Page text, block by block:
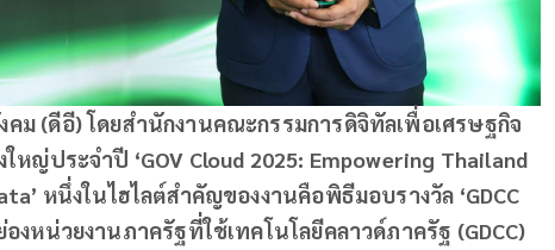
ม (ดีอี) โดยสำนักงานคณะกรรมการดิจิทัลเพื่อเศรษฐกิจ
หญ่ประจำปี ‘GOV Cloud 2025: Empowering Thailand
หนึ่งในไฮไลต์สำคัญของงานคือพิธีมอบรางวัล ‘GDCC
องหน่วยงานภาครัฐที่ใช้เทคโนโลยีคลาวด์ภาครัฐ (GDCC)